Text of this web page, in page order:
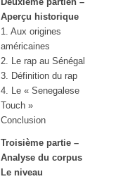
Aperçu historique
1. Aux origines
américaines
2. Le rap au Sénégal
3. Définition du rap
4. Le « Senegalese
Touch »
Conclusion
Troisième partie –
Analyse du corpus
Le niveau